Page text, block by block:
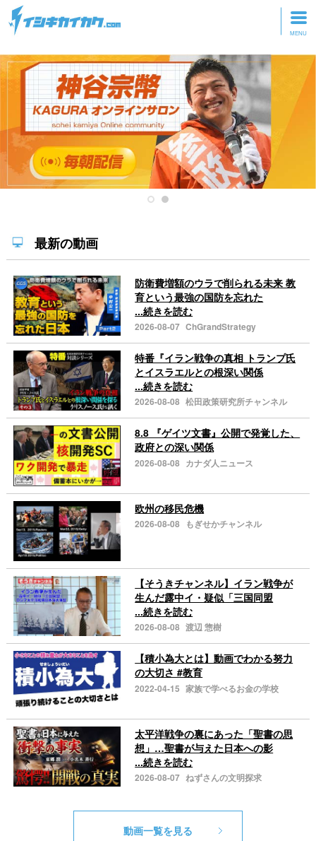
トップページ
動画を見る
記事を読む
セミナーに参加
研修・ツアーに参加
最新の動画
防衛費増額のウラで削られる未来 教
育という最強の国防を忘れた
...続きを読む
2026-08-07 ChGrandStrategy
特番『イラン戦争の真相 トランプ氏
とイスラエルとの根深い関係
...続きを読む
2026-08-08 松田政策研究所チャンネル
8.8 『ゲイツ文書』公開で発覚した、
政府との深い関係
2026-08-08 カナダ人ニュース
欧州の移民危機
2026-08-08 もぎせかチャンネル
【そうきチャンネル】イラン戦争が
生んだ露中イ・疑似「三国同盟
...続きを読む
2026-08-08 渡辺 惣樹
【積小為大とは】動画でわかる努力
の大切さ #教育
2022-04-15 家族で学べるお金の学校
太平洋戦争の裏にあった「聖書の思
想」…聖書が与えた日本への影
...続きを読む
2026-08-07 ねずさんの文明探求
動画一覧を見る